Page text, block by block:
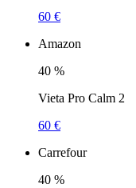
60 €
Amazon
40 %
Vieta Pro Calm 2
60 €
Carrefour
40 %